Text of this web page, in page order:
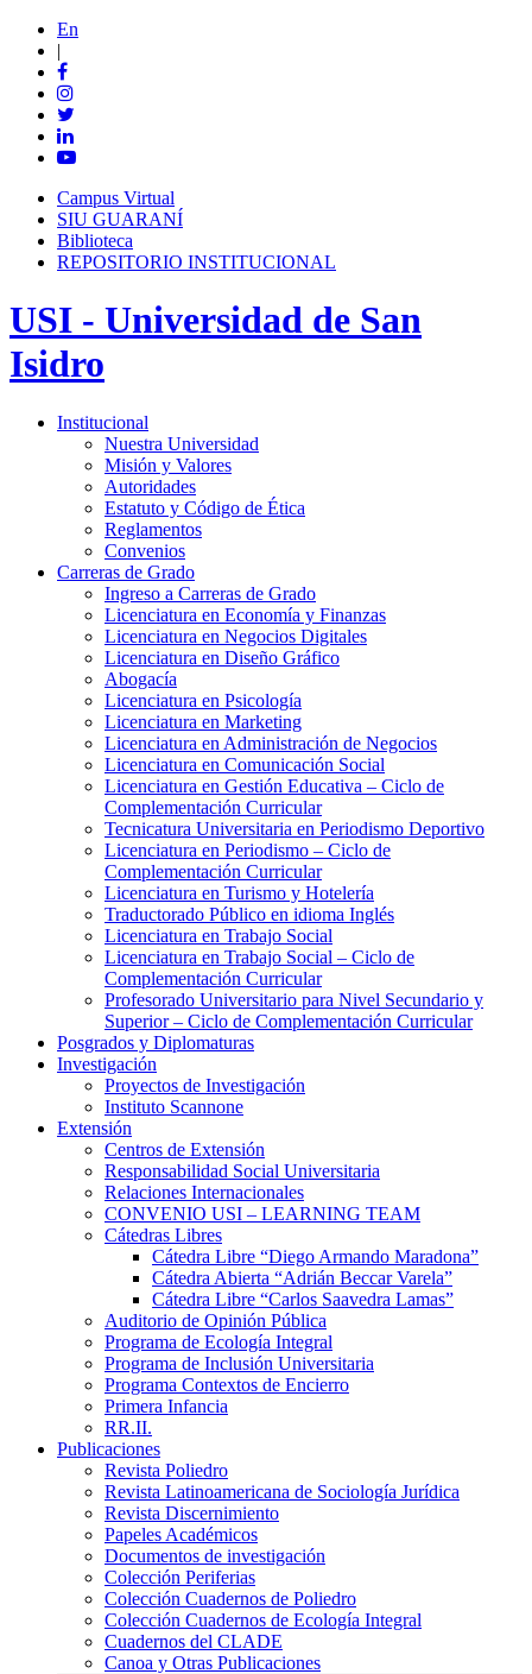
En
|
Campus Virtual
SIU GUARANÍ
Biblioteca
REPOSITORIO INSTITUCIONAL
USI - Universidad de San
Isidro
Institucional
Nuestra Universidad
Misión y Valores
Autoridades
Estatuto y Código de Ética
Reglamentos
Convenios
Carreras de Grado
Ingreso a Carreras de Grado
Licenciatura en Economía y Finanzas
Licenciatura en Negocios Digitales
Licenciatura en Diseño Gráfico
Abogacía
Licenciatura en Psicología
Licenciatura en Marketing
Licenciatura en Administración de Negocios
Licenciatura en Comunicación Social
Licenciatura en Gestión Educativa – Ciclo de
Complementación Curricular
Tecnicatura Universitaria en Periodismo Deportivo
Licenciatura en Periodismo – Ciclo de
Complementación Curricular
Licenciatura en Turismo y Hotelería
Traductorado Público en idioma Inglés
Licenciatura en Trabajo Social
Licenciatura en Trabajo Social – Ciclo de
Complementación Curricular
Profesorado Universitario para Nivel Secundario y
Superior – Ciclo de Complementación Curricular
Posgrados y Diplomaturas
Investigación
Proyectos de Investigación
Instituto Scannone
Extensión
Centros de Extensión
Responsabilidad Social Universitaria
Relaciones Internacionales
CONVENIO USI – LEARNING TEAM
Cátedras Libres
Cátedra Libre “Diego Armando Maradona”
Cátedra Abierta “Adrián Beccar Varela”
Cátedra Libre “Carlos Saavedra Lamas”
Auditorio de Opinión Pública
Programa de Ecología Integral
Programa de Inclusión Universitaria
Programa Contextos de Encierro
Primera Infancia
RR.II.
Publicaciones
Revista Poliedro
Revista Latinoamericana de Sociología Jurídica
Revista Discernimiento
Papeles Académicos
Documentos de investigación
Colección Periferias
Colección Cuadernos de Poliedro
Colección Cuadernos de Ecología Integral
Cuadernos del CLADE
Canoa y Otras Publicaciones